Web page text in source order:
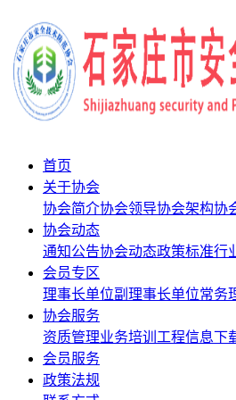
首页
关于协会
协会简介协会领导协会架构协
协会动态
通知公告协会动态政策标准行
会员专区
理事长单位副理事长单位常务
协会服务
资质管理业务培训 工程信息下
会员服务
政策法规